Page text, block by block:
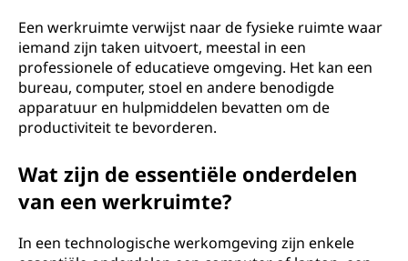
Een werkruimte verwijst naar de fysieke ruimte waar
iemand zijn taken uitvoert, meestal in een
professionele of educatieve omgeving. Het kan een
bureau, computer, stoel en andere benodigde
apparatuur en hulpmiddelen bevatten om de
productiviteit te bevorderen.
Wat zijn de essentiële onderdelen
van een werkruimte?
In een technologische werkomgeving zijn enkele